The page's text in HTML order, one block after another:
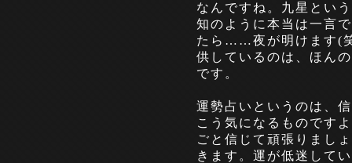
なんですね。九星とい
知のように本当は一言
たら……夜が明けます(
供しているのは、ほん
です。
運勢占いというのは、
こう気になるものです
ごと信じて頑張りまし
きます。運が低迷して